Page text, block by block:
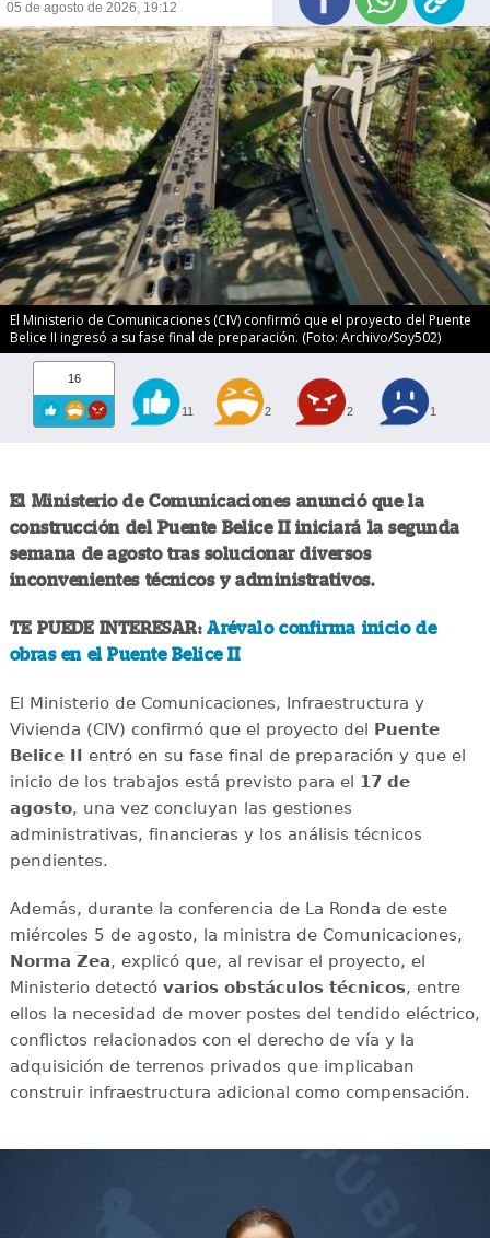
05 de agosto de 2026, 19:12
El Ministerio de Comunicaciones (CIV) confirmó que el proyecto del Puente
Belice II ingresó a su fase final de preparación. (Foto: Archivo/Soy502)
16
11 2 2 1
El Ministerio de Comunicaciones anunció que la
construcción del Puente Belice II iniciará la segunda
semana de agosto tras solucionar diversos
inconvenientes técnicos y administrativos.
TE PUEDE INTERESAR:Arévalo confirma inicio de
obras en el Puente Belice II
El Ministerio de Comunicaciones, Infraestructura y
Vivienda (CIV) confirmó que el proyecto del
Puente
Belice II
entró en su fase final de preparación y que el
inicio de los trabajos está previsto para el 17 de
agosto, una vez concluyan las gestiones
administrativas, financieras y los análisis técnicos
pendientes.
Además, durante la conferencia de La Ronda de este
miércoles 5 de agosto, la ministra de Comunicaciones,
Norma Zea, explicó que, al revisar el proyecto, el
Ministerio detectó varios obstáculos técnicos, entre
ellos la necesidad de mover postes del tendido eléctrico,
conflictos relacionados con el derecho de vía y la
adquisición de terrenos privados que implicaban
construir infraestructura adicional como compensación.